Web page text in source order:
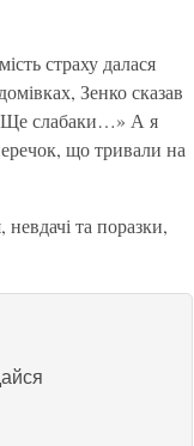
страху далася
Зенко сказав
слабаки…» А я
що тривали на
та поразки,